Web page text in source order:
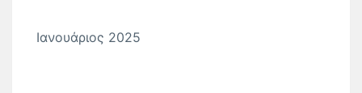
Ιανουάριος 2025